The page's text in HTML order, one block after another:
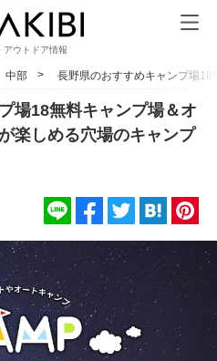
アウトドア情報
中部 長野県のおすすめキャンプ場
場18無料キャンプ場＆オ
楽しめる穴場のキャンプ